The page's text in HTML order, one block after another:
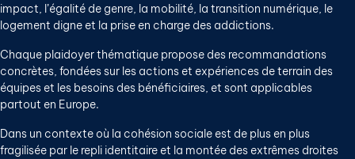
impact, l’égalité de genre, la mobilité, la transition numérique, le
logement digne et la prise en charge des addictions.
Chaque plaidoyer thématique propose des recommandations
concrètes, fondées sur les actions et expériences de terrain des
équipes et les besoins des bénéficiaires, et sont applicables
partout en Europe.
Dans un contexte où la cohésion sociale est de plus en plus
fragilisée par le repli identitaire et la montée des extrêmes droites